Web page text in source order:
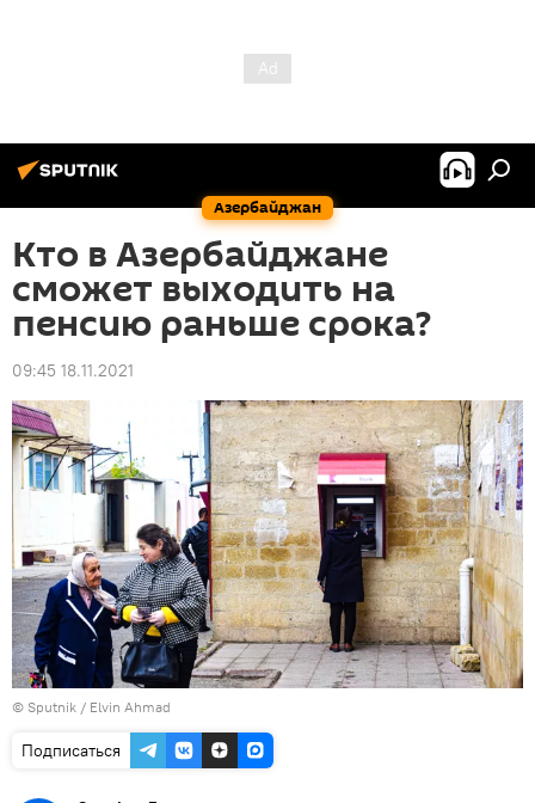
Азербайджан
Кто в Азербайджане
сможет выходить на
пенсию раньше срока?
09:45 18.11.2021
© Sputnik / Elvin Ahmad
Подписаться